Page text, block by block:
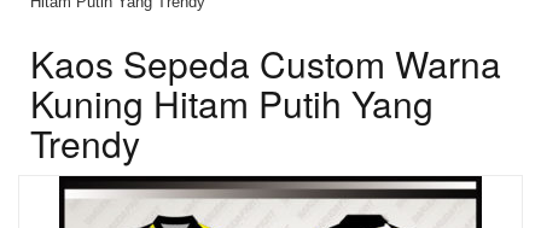
Kaos Sepeda Custom Warna
Kuning Hitam Putih Yang
Trendy